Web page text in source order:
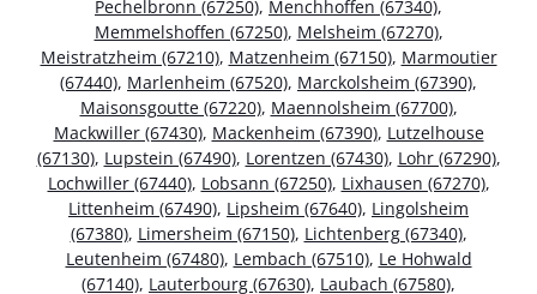
Pechelbronn (67250), Menchhoffen (67340),
Memmelshoffen (67250), Melsheim (67270),
Meistratzheim (67210), Matzenheim (67150), Marmoutier
(67440), Marlenheim (67520), Marckolsheim (67390),
Maisonsgoutte (67220), Maennolsheim (67700),
Mackwiller (67430), Mackenheim (67390), Lutzelhouse
(67130), Lupstein (67490), Lorentzen (67430), Lohr (67290),
Lochwiller (67440), Lobsann (67250), Lixhausen (67270),
Littenheim (67490), Lipsheim (67640), Lingolsheim
(67380), Limersheim (67150), Lichtenberg (67340),
Leutenheim (67480), Lembach (67510), Le Hohwald
(67140), Lauterbourg (67630), Laubach (67580),